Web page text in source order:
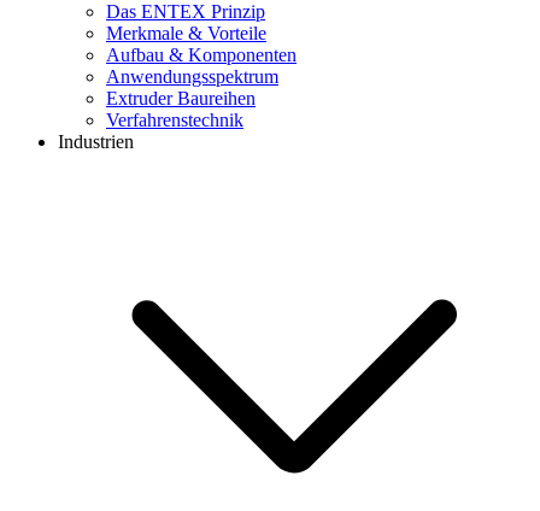
Das ENTEX Prinzip
Merkmale & Vorteile
Aufbau & Komponenten
Anwendungsspektrum
Extruder Baureihen
Verfahrenstechnik
Industrien